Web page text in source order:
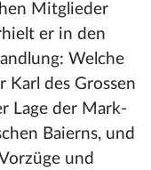
Mitglieder
er in den
Welche
Karl des Grossen
Lage der Mark-
Baierns, und
und